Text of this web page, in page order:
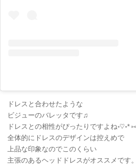
ドレスと合わせたような
ビジューのバレッタです♫
ドレスとの相性がぴったりですよね॰♡॰* ⑅
全体的にドレスのデザインは控えめで
上品な印象なのでこのくらい
主張のあるヘッドドレスがオススメです。